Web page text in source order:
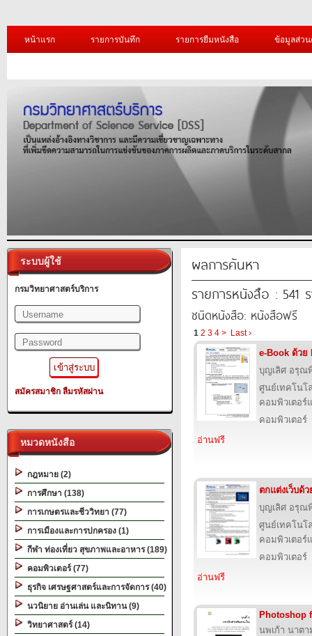
หน้าแรก รายการบันทึก รายการยืมหนังสือ ข้อมูลส่ว
ระบบผู้ใช้
กรมวิทยาศาสตร์บริการ
สมัครสมาชิก ลืมรหัสผ่าน
หมวดหนังสือ
กฎหมาย (2)
การศึกษา (138)
การเกษตรและชีววิทยา (77)
การเมืองและการปกครอง (1)
กีฬา ท่องเที่ยว สุขภาพและอาหาร (189)
คอมพิวเตอร์ (77)
ธุรกิจ เศรษฐศาสตร์และการจัดการ (40)
นวนิยาย อ่านเล่น และนิทาน (9)
วิทยาศาสตร์ (14)
ผลการค้นหา
รายการหนังสือ : 541
ชนิดหนังสือ: หนังสือฟรี
1 2 3 4 > Last ›
e-Book ด้วย
บุญเลิศ อรุณ
ศูนย์เทคโนโ
คอมพิวเตอร์
คอมพิวเตอร์
อ่านฟรี
ตกแต่งเว็บด้
บุญเลิศ อรุณ
ศูนย์เทคโนโ
คอมพิวเตอร์
คอมพิวเตอร์
อ่านฟรี
Photoshop
นพเก้า นาต